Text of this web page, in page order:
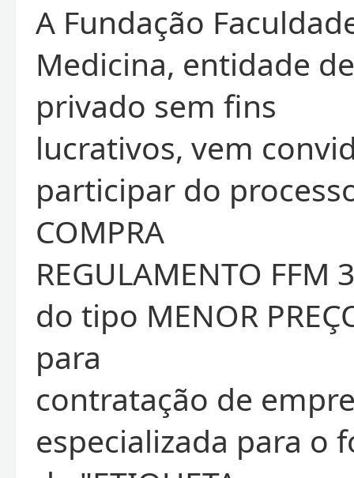
A Fundação
Medicina, entidade
privado sem fins
lucrativos, vem
participar do
COMPRA
REGULAMENTO FFM
do tipo MENOR
para
contratação de
especializada para o